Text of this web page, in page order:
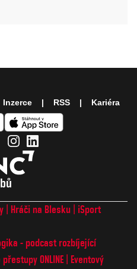
Hráči na Blesku
iSport
- podcast rozbíjející
ONLINE
Eventový
Inzerce RSS Kariéra